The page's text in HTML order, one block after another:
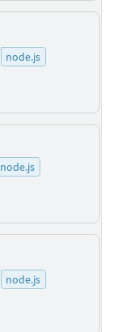
node.js
node.js
node.js